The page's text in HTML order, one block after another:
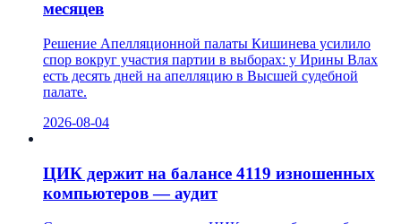
месяцев
Решение Апелляционной палаты Кишинева усилило
спор вокруг участия партии в выборах: у Ирины Влах
есть десять дней на апелляцию в Высшей судебной
палате.
2026-08-04
ЦИК держит на балансе 4119 изношенных
компьютеров — аудит